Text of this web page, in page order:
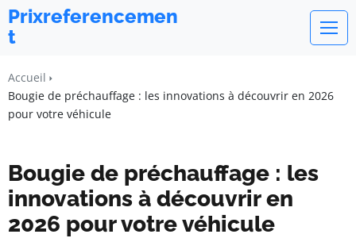
Prixreferencemen
t
Accueil
Bougie de préchauffage : les innovations à découvrir en 2026
pour votre véhicule
Bougie de préchauffage : les
innovations à découvrir en
2026 pour votre véhicule